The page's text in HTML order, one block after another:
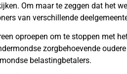
Om maar te zeggen dat het
van verschillende
oproepen om te stoppen met
zorgbehoevende
belastingbetalers.